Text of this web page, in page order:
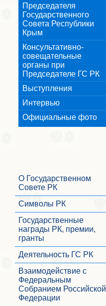
Председателя
Государственного
Совета Республики
Крым
Консультативно-
совещательные
органы при
Председателе ГС РК
Выступления
Интервью
Официальные фото
О Государственном
Совете РК
Символы РК
Государственные
награды РК, премии,
гранты
Деятельность ГС РК
Взаимодействие с
Федеральным
Собранием Российской
Федерации